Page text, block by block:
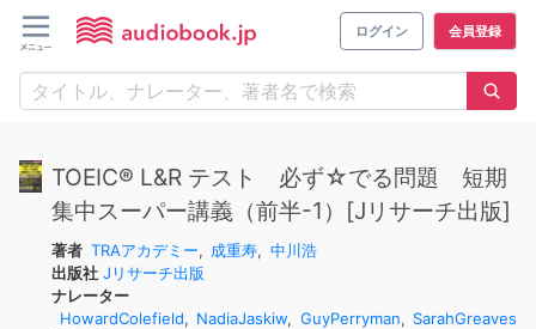
ログイン 会員登録
TOEIC® L&R テスト 必ず☆でる問題 短期
集中スーパー講義（前半-1）[Jリサーチ出版]
著者 TRAアカデミー, 成重寿, 中川浩
出版社 Jリサーチ出版
ナレーター
HowardColefield, NadiaJaskiw, GuyPerryman, SarahGreaves